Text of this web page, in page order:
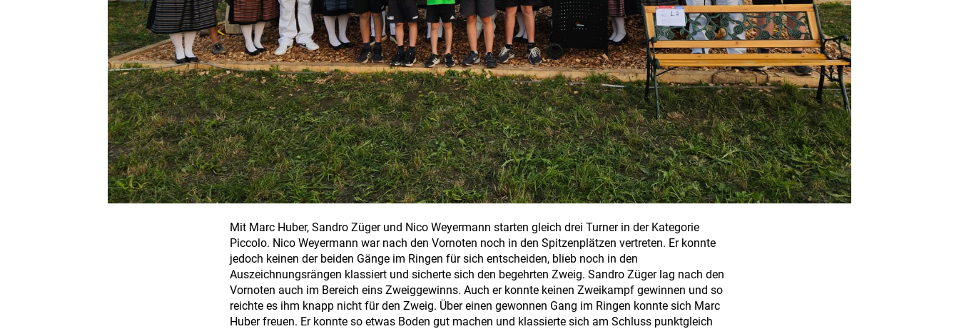
Mit Marc Huber, Sandro Züger und Nico Weyermann starten gleich drei Turner in der Kategorie
Piccolo. Nico Weyermann war nach den Vornoten noch in den Spitzenplätzen vertreten. Er konnte
jedoch keinen der beiden Gänge im Ringen für sich entscheiden, blieb noch in den
Auszeichnungsrängen klassiert und sicherte sich den begehrten Zweig. Sandro Züger lag nach den
Vornoten auch im Bereich eins Zweiggewinns. Auch er konnte keinen Zweikampf gewinnen und so
reichte es ihm knapp nicht für den Zweig. Über einen gewonnen Gang im Ringen konnte sich Marc
Huber freuen. Er konnte so etwas Boden gut machen und klassierte sich am Schluss punktgleich